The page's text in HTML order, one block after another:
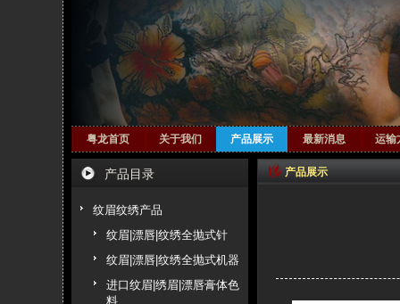
粤龙首页 关于我们 产品展示 最新消息 运输
产品目录
纹眉纹绣产品
纹眉|漂唇|纹绣全抛式针
纹眉|漂唇|纹绣全抛式机器
进口纹眉|绣眉|漂唇膏体色
料
产品展示